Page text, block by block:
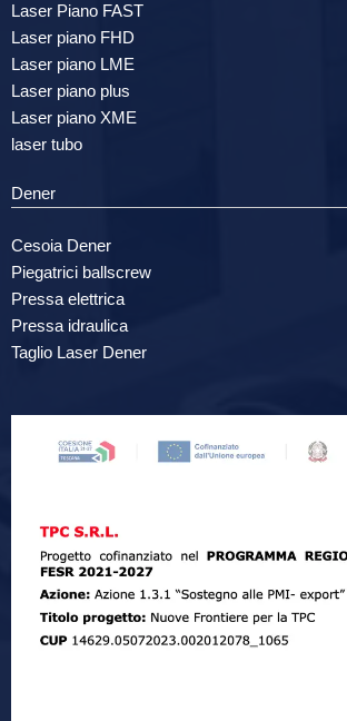
Laser Piano FAST
Laser piano FHD
Laser piano LME
Laser piano plus
Laser piano XME
laser tubo
Dener
Cesoia Dener
Piegatrici ballscrew
Pressa elettrica
Pressa idraulica
Taglio Laser Dener